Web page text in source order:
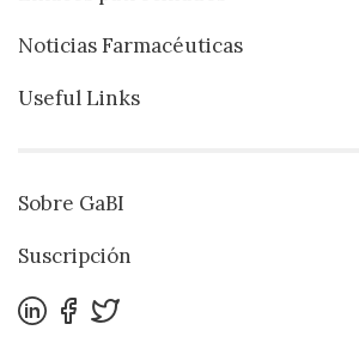
Noticias Farmacéuticas
Useful Links
Sobre GaBI
Suscripción